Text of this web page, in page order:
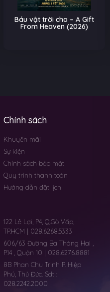
Báu vật trời cho – A Gift
From Heaven (2026)
Chính sách
Khuyến mãi
Sự kiện
Chính sách bảo mật
Quy trình thanh toán
Hướng dẫn đặt lịch
122 Lê Lợi, P4, Q.Gò Vấp,
TP.HCM | 028.6268.5333
606/63 Đường Ba Tháng Hai ,
P.14 , Quận 10 | 028.6276.8881
8B Phan Chu Trinh P. Hiệp
Phú, Thủ Đức. Sdt :
028.2242.2000